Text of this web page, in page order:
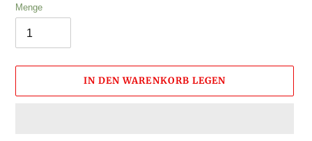
Menge
IN DEN WARENKORB LEGEN